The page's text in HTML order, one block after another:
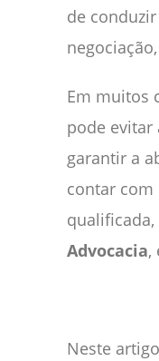
de
Em muitos
pode evitar
garantir a
contar com
Advocacia,
Neste